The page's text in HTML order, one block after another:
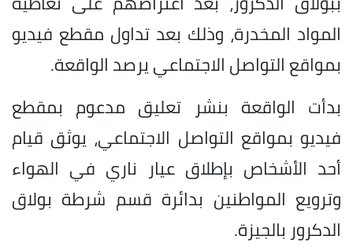
المواد المخدرة، وذلك بعد تداول مقطع فيديو
بمواقع التواصل الاجتماعي يرصد الواقعة.
بدأت الواقعة بنشر تعليق مدعوم بمقطع
فيديو بمواقع التواصل الاجتماعي، يوثق قيام
أحد الأشخاص بإطلاق عيار ناري في الهواء
وترويع المواطنين بدائرة قسم شرطة بولاق
الدكرور بالجيزة.